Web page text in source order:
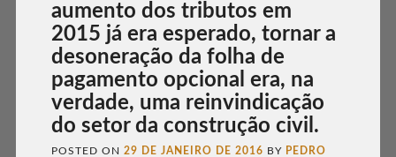
aumento dos tributos em
2015 já era esperado, tornar a
desoneração da folha de
pagamento opcional era, na
verdade, uma reinvindicação
do setor da construção civil.
POSTED ON 29 DE JANEIRO DE 2016 BY PEDRO